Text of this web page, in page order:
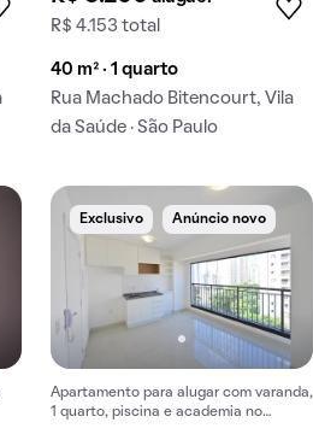
R$ 4.153 total
40 m² · 1 quarto
Rua Machado Bitencourt, Vila
da Saúde · São Paulo
Exclusivo Anúncio novo
Apartamento para alugar com varanda,
1 quarto, piscina e academia no